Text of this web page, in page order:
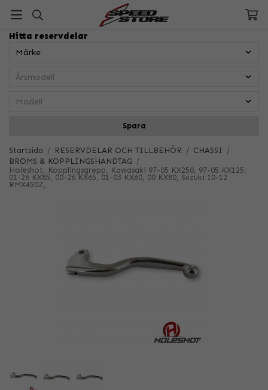
Hitta reservdelar
Spara
Startsida / RESERVDELAR OCH TILLBEHÖR / CHASSI /
BROMS & KOPPLINGSHANDTAG /
Holeshot, Kopplingsgrepp, Kawasaki 97-05 KX250, 97-05 KX125,
01-26 KX85, 00-26 KX65, 01-03 KX60, 00 KX80, Suzuki 10-12
RMX450Z,